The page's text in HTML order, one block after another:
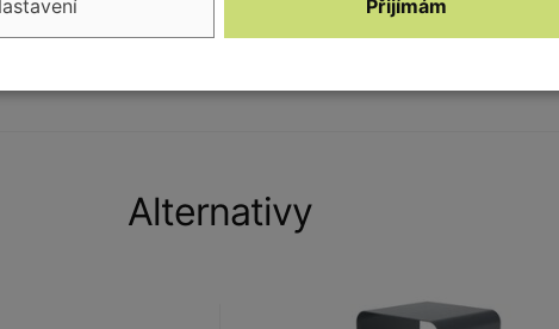
a plastu. Díky tomu je odolný vůči
Alternativy
Přijímám